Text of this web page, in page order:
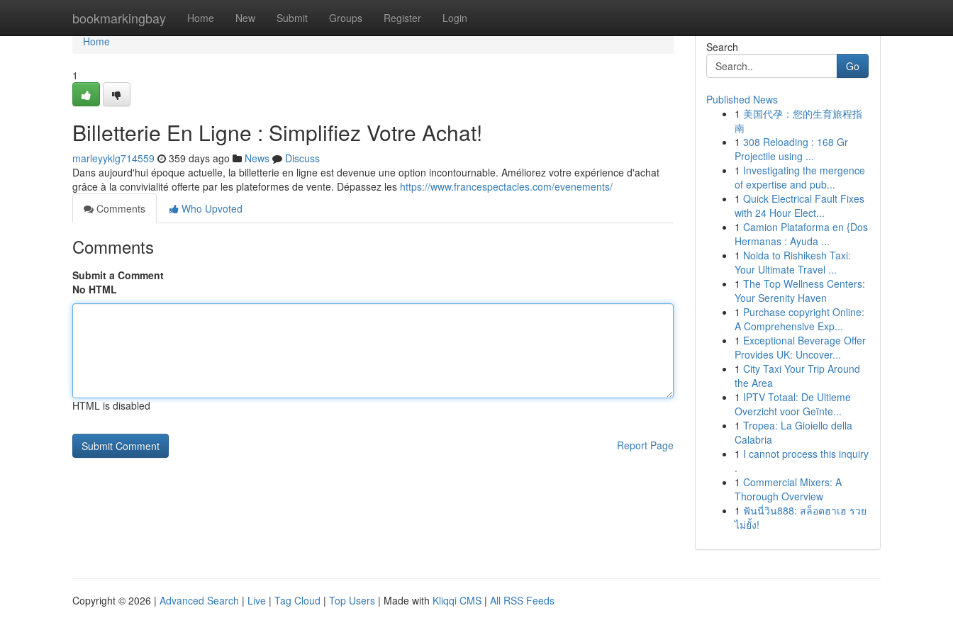
bookmarkingbay Home New Submit Groups Register Login
Home
Home
1
Billetterie En Ligne : Simplifiez Votre Achat!
marleyyklg714559 359 days ago News
Discuss
Dans aujourd'hui époque actuelle, la billetterie en ligne est devenue une option incontournable. Améliorez votre expérience d'achat
grâce à la convivialité offerte par les plateformes de vente. Dépassez les https://www.francespectacles.com/evenements/
Comments
Who Upvoted
Comments
Submit a Comment
No HTML
HTML is disabled
Report Page
Search
Go
Published News
1 美国代孕：您的生育旅程指
南
1 308 Reloading : 168 Gr
Projectile using ...
1 Investigating the mergence
of expertise and pub...
1 Quick Electrical Fault Fixes
with 24 Hour Elect...
1 Camion Plataforma en {Dos
Hermanas : Ayuda ...
1 Noida to Rishikesh Taxi:
Your Ultimate Travel ...
1 The Top Wellness Centers:
Your Serenity Haven
1 Purchase copyright Online:
A Comprehensive Exp...
1 Exceptional Beverage Offer
Provides UK: Uncover...
1 City Taxi Your Trip Around
the Area
1 IPTV Totaal: De Ultieme
Overzicht voor Geïnte...
1 Tropea: La Gioiello della
Calabria
1 I cannot process this inquiry
.
1 Commercial Mixers: A
Thorough Overview
1 ฟันนี่วิน888: สล็อตฮาเฮ รวย
ไม่ยั้ง!
Copyright © 2026 | Advanced Search | Live | Tag Cloud | Top Users | Made with Kliqqi CMS | All RSS Feeds